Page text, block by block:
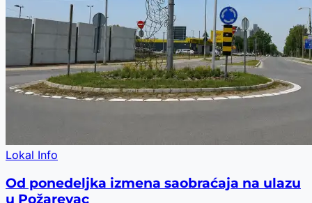
Lokal Info
Od ponedeljka izmena saobraćaja na ulazu
u Požarevac